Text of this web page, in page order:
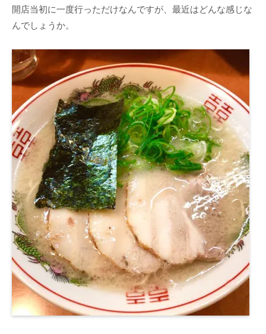
開店当初に一度行っただけなんですが、最近はどんな感じな
んでしょうか。